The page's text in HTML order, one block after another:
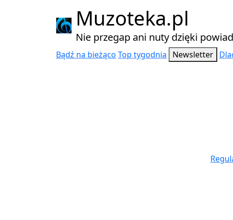
Muzoteka.pl
Nie przegap ani nuty dzięki
Bądź na bieżąco Top tygodnia Newsletter
Najnowsze